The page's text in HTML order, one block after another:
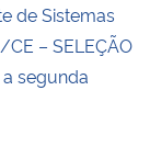
de Sistemas
– SELEÇÃO
a segunda